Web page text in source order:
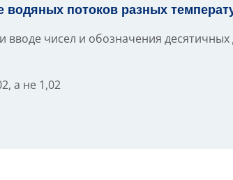
потоков разных
чисел и обозначения десятичных
а не 1,02